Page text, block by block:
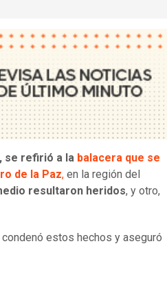
se refirió a la balacera que se
de la Paz, en la región del
resultaron heridos, y otro,
estos hechos y aseguró